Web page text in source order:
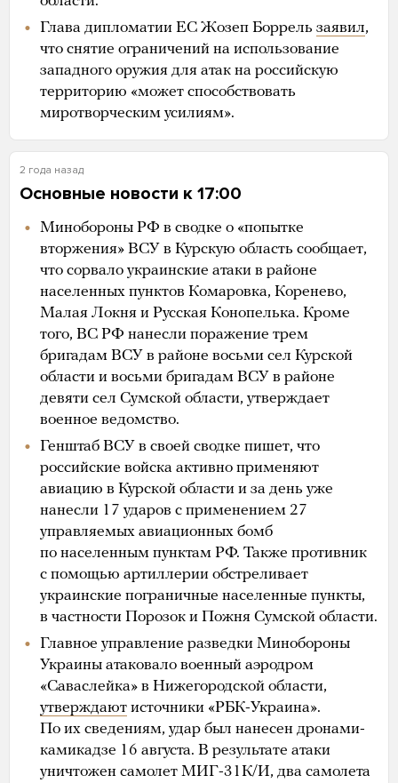
Глава дипломатии ЕС Жозеп Боррель заявил,
что снятие ограничений на использование
западного оружия для атак на российскую
территорию «может способствовать
миротворческим усилиям».
2 года назад
Основные новости к 17:00
Минобороны РФ в сводке о «попытке
вторжения» ВСУ в Курскую область сообщает,
что сорвало украинские атаки в районе
населенных пунктов Комаровка, Коренево,
Малая Локня и Русская Конопелька. Кроме
того, ВС РФ нанесли поражение трем
бригадам ВСУ в районе восьми сел Курской
области и восьми бригадам ВСУ в районе
девяти сел Сумской области, утверждает
военное ведомство.
Генштаб ВСУ в своей сводке пишет, что
российские войска активно применяют
авиацию в Курской области и за день уже
нанесли 17 ударов с применением 27
управляемых авиационных бомб
по населенным пунктам РФ. Также противник
с помощью артиллерии обстреливает
украинские пограничные населенные пункты,
в частности Порозок и Пожня Сумской области.
Главное управление разведки Минобороны
Украины атаковало военный аэродром
«Саваслейка» в Нижегородской области,
утверждают источники «РБК-Украина».
По их сведениям, удар был нанесен дронами-
камикадзе 16 августа. В результате атаки
уничтожен самолет МИГ-31К/И, два самолета